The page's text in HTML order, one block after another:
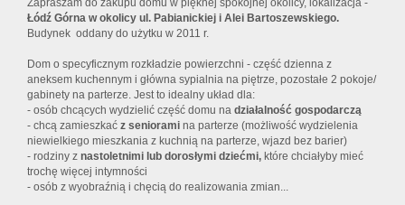
Zapraszam do zakupu domu w pięknej spokojnej okolicy, lokalizacja -
Łódź Górna w okolicy ul. Pabianickiej i Alei Bartoszewskiego.
Budynek oddany do użytku w 2011 r.
Dom o specyficznym rozkładzie powierzchni - część dzienna z
aneksem kuchennym i główna sypialnia na piętrze, pozostałe 2 pokoje/
gabinety na parterze. Jest to idealny układ dla:
- osób chcących wydzielić część domu na działalność gospodarczą
- chcą zamieszkać z seniorami na parterze (możliwość wydzielenia
niewielkiego mieszkania z kuchnią na parterze, wjazd bez barier)
- rodziny z nastoletnimi lub dorosłymi dziećmi, które chciałyby mieć
trochę więcej intymności
- osób z wyobraźnią i chęcią do realizowania zmian...